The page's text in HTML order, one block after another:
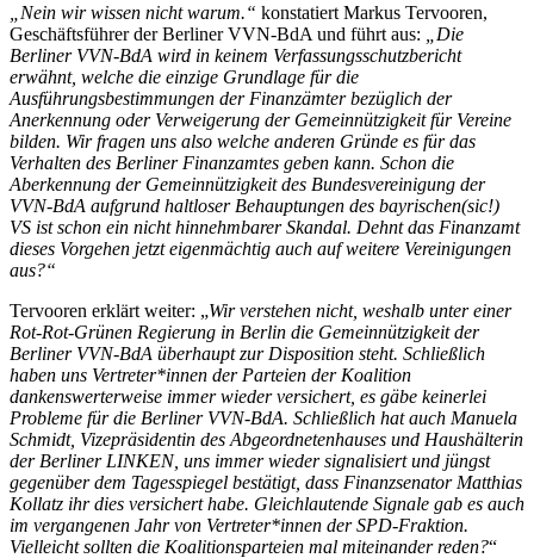
„Nein wir wissen nicht warum.“ konstatiert Markus Tervooren,
Geschäftsführer der Berliner VVN-BdA und führt aus:
„Die
Berliner VVN-BdA wird in keinem Verfassungsschutzbericht
erwähnt, welche die einzige Grundlage für die
Ausführungsbestimmungen der Finanzämter bezüglich der
Anerkennung oder Verweigerung der Gemeinnützigkeit für Vereine
bilden. Wir fragen uns also welche anderen Gründe es für das
Verhalten des Berliner Finanzamtes geben kann. Schon die
Aberkennung der Gemeinnützigkeit des Bundesvereinigung der
VVN-BdA aufgrund haltloser Behauptungen des bayrischen(sic!)
VS ist schon ein nicht hinnehmbarer Skandal. Dehnt das Finanzamt
dieses Vorgehen jetzt eigenmächtig auch auf weitere Vereinigungen
aus?“
Tervooren erklärt weiter: „Wir verstehen nicht, weshalb unter einer
Rot-Rot-Grünen Regierung in Berlin die Gemeinnützigkeit der
Berliner VVN-BdA überhaupt zur Disposition steht. Schließlich
haben uns Vertreter*innen der Parteien der Koalition
dankenswerterweise immer wieder versichert, es gäbe keinerlei
Probleme für die Berliner VVN-BdA. Schließlich hat auch Manuela
Schmidt, Vizepräsidentin des Abgeordnetenhauses und Haushälterin
der Berliner LINKEN, uns immer wieder signalisiert und jüngst
gegenüber dem Tagesspiegel bestätigt, dass Finanzsenator Matthias
Kollatz ihr dies versichert habe. Gleichlautende Signale gab es auch
im vergangenen Jahr von Vertreter*innen der SPD-Fraktion.
Vielleicht sollten die Koalitionsparteien mal miteinander reden?“